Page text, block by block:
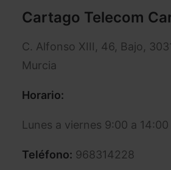
Cartago Telecom
C. Alfonso XIII, 46, Bajo,
Murcia
Horario:
Lunes a viernes 9:00 a
Teléfono: 968314228